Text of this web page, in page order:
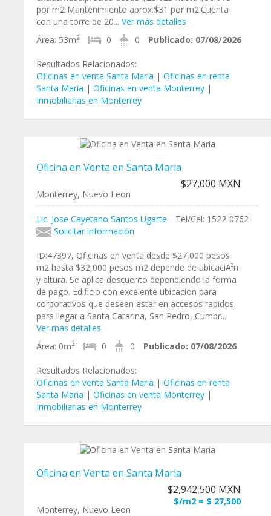
por m2 Mantenimiento aprox.$31 por m2.Cuenta
con una torre de 20... Ver más detalles
Área: 53m2 0 0 Publicado: 07/08/2026
Resultados Relacionados:
Oficinas en venta Santa Maria | Oficinas en renta
Santa Maria | Oficinas en venta Monterrey |
Inmobiliarias en Monterrey
Oficina en Venta en Santa Maria
$27,000 MXN
Monterrey, Nuevo Leon
Lic. Jose Cayetano Santos Ugarte
Tel/Cel: 1522-0762
Solicitar información
ID:47397, Oficinas en venta desde $27,000 pesos
m2 hasta $32,000 pesos m2 depende de ubicaciÃ³n
y altura. Se aplica descuento dependiendo la forma
de pago. Edificio con excelente ubicacion para
corporativos que deseen estar en accesos rapidos.
para llegar a Santa Catarina, San Pedro, Cumbr...
Ver más detalles
Área: 0m2 0 0 Publicado: 07/08/2026
Resultados Relacionados:
Oficinas en venta Santa Maria | Oficinas en renta
Santa Maria | Oficinas en venta Monterrey |
Inmobiliarias en Monterrey
Oficina en Venta en Santa Maria
$2,942,500 MXN
$/m2 = $ 27,500
Monterrey, Nuevo Leon